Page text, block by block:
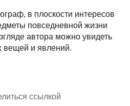
в плоскости интересов
повседневной жизни
автора можно увидеть
вещей и явлений.
ссылкой